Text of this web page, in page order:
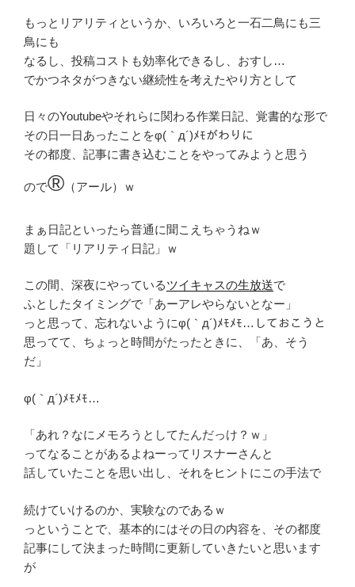
もっとリアリティというか、いろいろと一石二鳥にも三
鳥にも
なるし、投稿コストも効率化できるし、おすし…
でかつネタがつきない継続性を考えたやり方として
日々のYoutubeやそれらに関わる作業日記、覚書的な形で
その日一日あったことをφ(｀д´)ﾒﾓがわりに
その都度、記事に書き込むことをやってみようと思う
ので® （アール）ｗ
まぁ日記といったら普通に聞こえちゃうねｗ
題して「リアリティ日記」ｗ
この間、深夜にやっているツイキャスの生放送で
ふとしたタイミングで「あーアレやらないとなー」
っと思って、忘れないようにφ(｀д´)ﾒﾓﾒﾓ…しておこうと
思ってて、ちょっと時間がたったときに、「あ、そう
だ」
φ(｀д´)ﾒﾓﾒﾓ…
「あれ？なにメモろうとしてたんだっけ？ｗ」
ってなることがあるよねーってリスナーさんと
話していたことを思い出し、それをヒントにこの手法で
続けていけるのか、実験なのであるｗ
っということで、基本的にはその日の内容を、その都度
記事にして決まった時間に更新していきたいと思います
が